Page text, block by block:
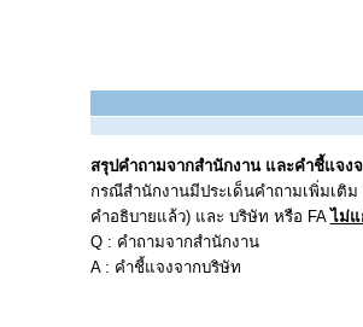
สรุปคำถามจากสำนักงาน และคำชี้แจง
กรณีสำนักงานมีประเด็นคำถามเพิ่มเติ
คำอธิบายแล้ว) และ บริษัท หรือ FAไม่แ
Q : คำถามจากสำนักงาน
A : คำชี้แจงจากบริษัท